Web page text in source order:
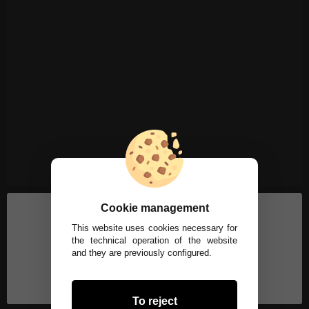
Cookie management
This website uses cookies necessary for
the technical operation of the website
and they are previously configured.
To reject